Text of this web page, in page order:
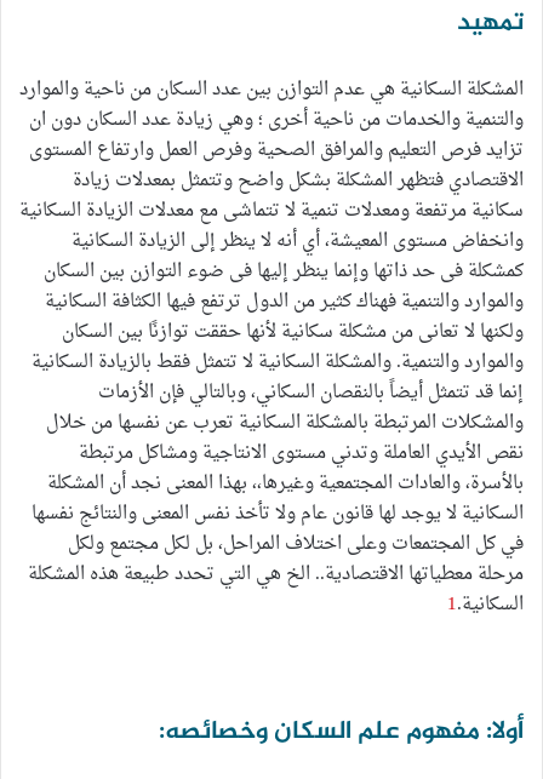
تمهيد
المشكلة السكانية هي عدم التوازن بين عدد السكان من ناحية والموارد
والتنمية والخدمات من ناحية أخرى ؛ وهي زيادة عدد السكان دون ان
تزايد فرص التعليم والمرافق الصحية وفرص العمل وارتفاع المستوى
الاقتصادي فتظهر المشكلة بشكل واضح وتتمثل بمعدلات زيادة
سكانية مرتفعة ومعدلات تنمية لا تتماشى مع معدلات الزيادة السكانية
وانخفاض مستوى المعيشة، أي أنه لا ينظر إلى الزيادة السكانية
كمشكلة فى حد ذاتها وإنما ينظر إليها فى ضوء التوازن بين السكان
والموارد والتنمية فهناك كثير من الدول ترتفع فيها الكثافة السكانية
ولكنها لا تعانى من مشكلة سكانية لأنها حققت توازنًا بين السكان
والموارد والتنمية. والمشكلة السكانية لا تتمثل فقط بالزيادة السكانية
إنما قد تتمثل أيضاً بالنقصان السكاني، وبالتالي فإن الأزمات
والمشكلات المرتبطة بالمشكلة السكانية تعرب عن نفسها من خلال
نقص الأيدي العاملة وتدني مستوى الانتاجية ومشاكل مرتبطة
بالأسرة، والعادات المجتمعية وغيرها،، بهذا المعنى نجد أن المشكلة
السكانية لا يوجد لها قانون عام ولا تأخذ نفس المعنى والنتائج نفسها
في كل المجتمعات وعلى اختلاف المراحل، بل لكل مجتمع ولكل
مرحلة معطياتها الاقتصادية.. الخ هي التي تحدد طبيعة هذه المشكلة
السكانية.1
أولا: مفهوم علم السكان وخصائصه: